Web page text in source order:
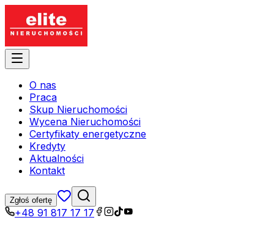
O nas
Praca
Skup Nieruchomości
Wycena Nieruchomości
Certyfikaty energetyczne
Kredyty
Aktualności
Kontakt
Zgłoś ofertę
+48 91 817 17 17